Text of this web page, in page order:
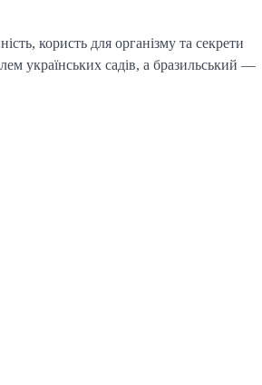
користь для організму та секрети
українських садів, а бразильський —